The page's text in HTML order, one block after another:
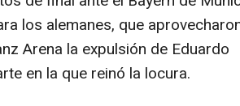
los alemanes, que
Arena la expulsión de Eduardo
en la que reinó la locura.